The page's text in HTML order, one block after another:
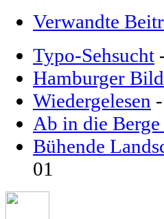
Verwandte
Typo-Sehsucht
Hamburger
Wiedergelesen -
Ab in die
Bühende
01